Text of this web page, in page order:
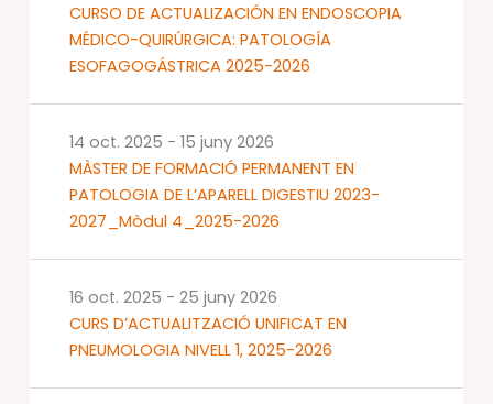
CURSO DE ACTUALIZACIÓN EN ENDOSCOPIA
MÉDICO-QUIRÚRGICA: PATOLOGÍA
ESOFAGOGÁSTRICA 2025-2026
MÀSTER DE FORMACIÓ PERMANENT EN
PATOLOGIA DE L’APARELL DIGESTIU 2023-
2027_Mòdul 4_2025-2026
14 oct. 2025 - 15 juny 2026
CURS D’ACTUALITZACIÓ UNIFICAT EN
PNEUMOLOGIA NIVELL 1, 2025-2026
16 oct. 2025 - 25 juny 2026